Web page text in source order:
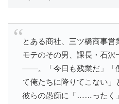
とある商社、三ツ橋商事営
モテのその男、課長・石沢
――。「今日も残業だ」「
て俺たちに降りてこない」
彼らの愚痴に「……ったく